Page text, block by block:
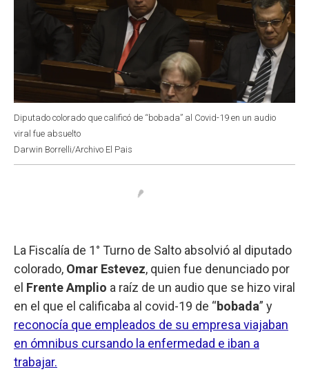
Diputado colorado que calificó de “bobada” al Covid-19 en un audio
viral fue absuelto
Darwin Borrelli/Archivo El Pais
La Fiscalía de 1° Turno de Salto absolvió al diputado
colorado, Omar Estevez, quien fue denunciado por
el Frente Amplio a raíz de un audio que se hizo viral
en el que el calificaba al covid-19 de “bobada” y
reconocía que empleados de su empresa viajaban
en ómnibus cursando la enfermedad e iban a
trabajar.